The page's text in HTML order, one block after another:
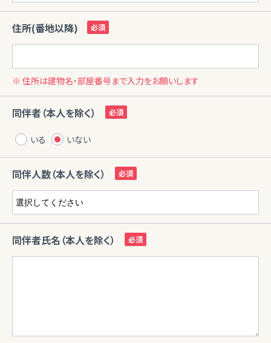
住所(番地以降)
※ 住所は建物名・部屋番号まで入力をお願いします
同伴者（本人を除く）
いる いない
同伴人数（本人を除く）
同伴者氏名（本人を除く）